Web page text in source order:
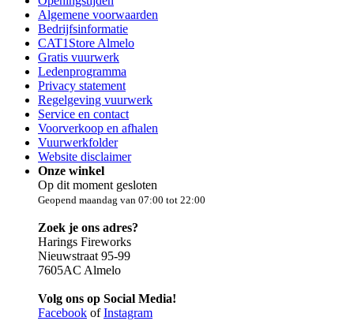
Algemene voorwaarden
Bedrijfsinformatie
CAT1Store Almelo
Gratis vuurwerk
Ledenprogramma
Privacy statement
Regelgeving vuurwerk
Service en contact
Voorverkoop en afhalen
Vuurwerkfolder
Website disclaimer
Onze winkel
Op dit moment gesloten
Geopend maandag van 07:00 tot 22:00
Zoek je ons adres?
Harings Fireworks
Nieuwstraat 95-99
7605AC Almelo
Volg ons op Social Media!
Facebook ofInstagram